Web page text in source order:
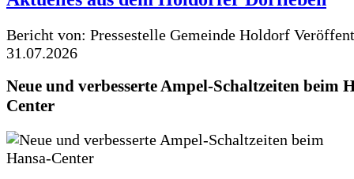
Bericht von: Pressestelle Gemeinde Holdorf
31.07.2026
Neue und verbesserte Ampel-Schaltzeiten beim
Center